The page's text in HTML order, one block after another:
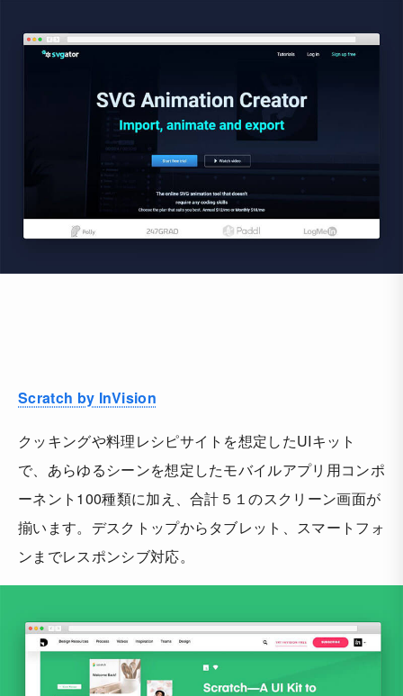
Scratch by InVision
クッキングや料理レシピサイトを想定したUIキット
で、あらゆるシーンを想定したモバイルアプリ用コンポ
ーネント100種類に加え、合計５１のスクリーン画面が
揃います。デスクトップからタブレット、スマートフォ
ンまでレスポンシブ対応。